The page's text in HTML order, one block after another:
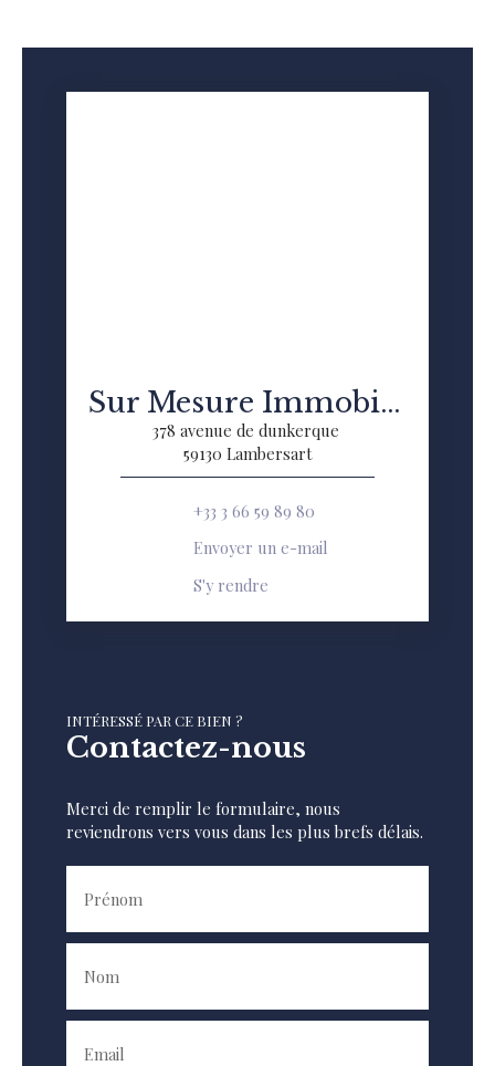
Sur Mesure Immobilier
378 avenue de dunkerque
59130 Lambersart
+33 3 66 59 89 80
Envoyer un e-mail
S'y rendre
INTÉRESSÉ PAR CE BIEN ?
Contactez-nous
Merci de remplir le formulaire, nous
reviendrons vers vous dans les plus brefs délais.
Prénom
Nom
Email